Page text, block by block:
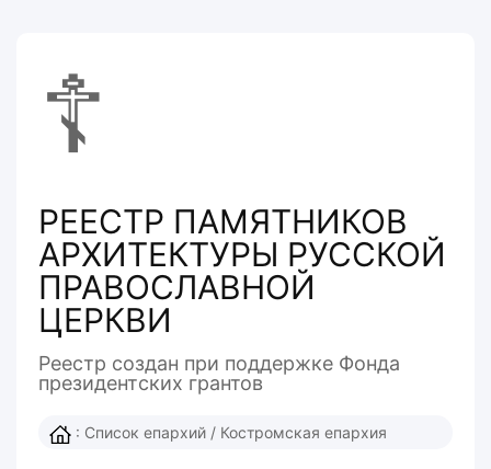
☦
РЕЕСТР ПАМЯТНИКОВ
АРХИТЕКТУРЫ РУССКОЙ
ПРАВОСЛАВНОЙ
ЦЕРКВИ
Реестр создан при поддержке Фонда
президентcких грантов
: Список епархий / Костромская епархия